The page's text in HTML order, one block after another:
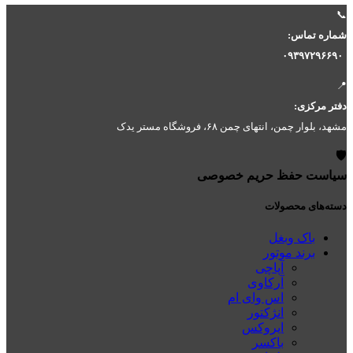
📞
شماره تماس:
۰۹۳۹۷۲۹۶۶۹۰
📍
دفتر مرکزی:
مشهد، بلوار چمن، انتهای چمن ۶۸، فروشگاه مستر یدک
🛡️
سیاست حفظ حریم خصوصی
دسته‌های محصولات
باک وبغل
برند موتور
آپاچی
آرکاوی
اس وای ام
انژکتور
ایروکس
باکسر